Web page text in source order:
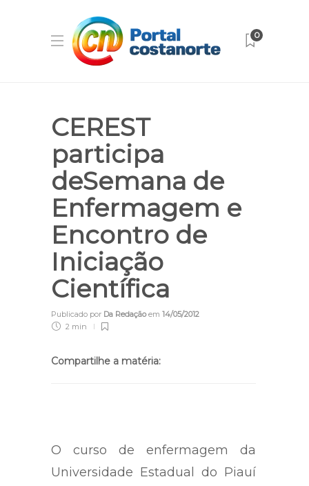
0
CEREST
participa
deSemana de
Enfermagem e
Encontro de
Iniciação
Científica
Publicado por Da Redaçãoem 14/05/2012
2 min
Compartilhe a matéria:
O curso de enfermagem da
Universidade Estadual do Piauí